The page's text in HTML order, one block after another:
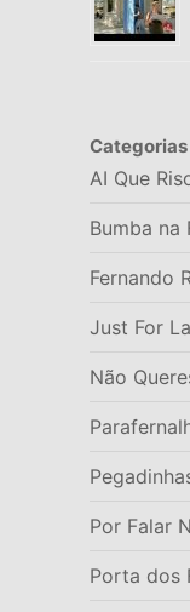
Categorias
AI Que
Bumba na
Fernando
Just For
Não
Por Falar
Porta dos